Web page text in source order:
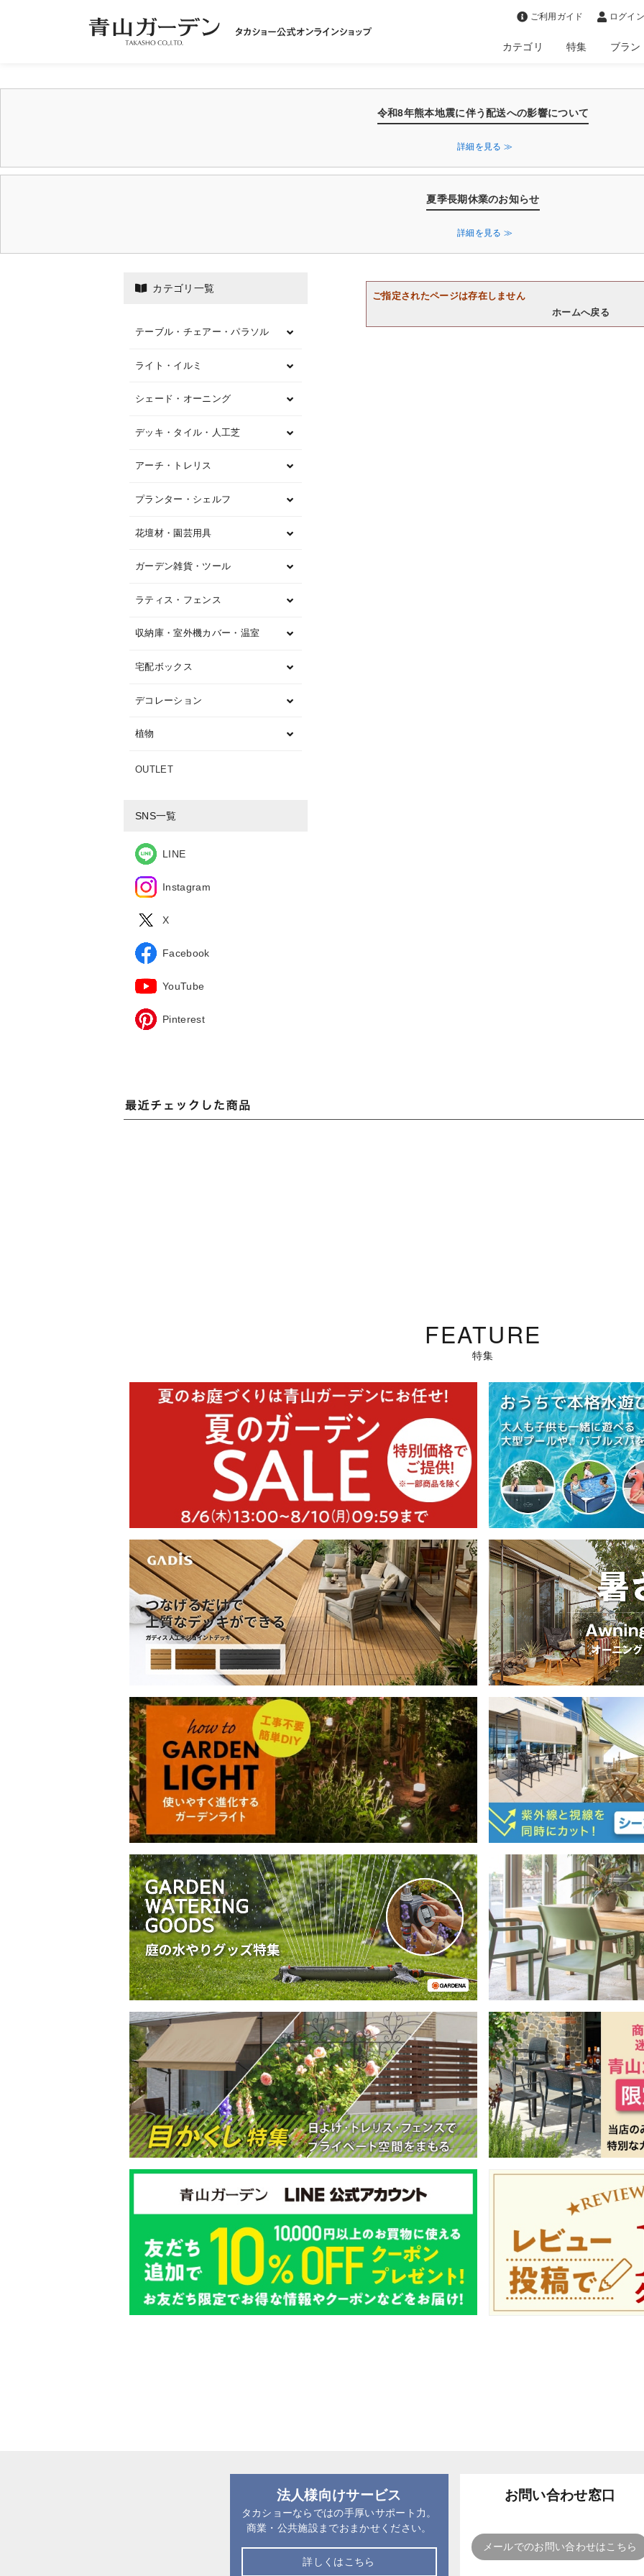
ご利用ガイド ログイ
カテゴリ 特集 ブラン
令和8年熊本地震に伴う配送への影響について
詳細を見る ≫
夏季長期休業のお知らせ
詳細を見る ≫
ご指定されたページは存在しません
ホームへ戻る
カテゴリ一覧
テーブル・チェアー・パラソル
ライト・イルミ
シェード・オーニング
デッキ・タイル・人工芝
アーチ・トレリス
プランター・シェルフ
花壇材・園芸用具
ガーデン雑貨・ツール
ラティス・フェンス
収納庫・室外機カバー・温室
宅配ボックス
デコレーション
植物
OUTLET
SNS一覧
LINE
Instagram
X
Facebook
YouTube
Pinterest
FEATURE
特集
法人様向けサービス
タカショーならではの手厚いサポート力。
商業・公共施設までおまかせください。
詳しくはこちら
お問い合わせ窓口
メールでのお問い合わせはこちら